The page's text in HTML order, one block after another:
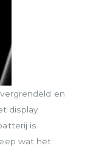
en
display
is
wat het